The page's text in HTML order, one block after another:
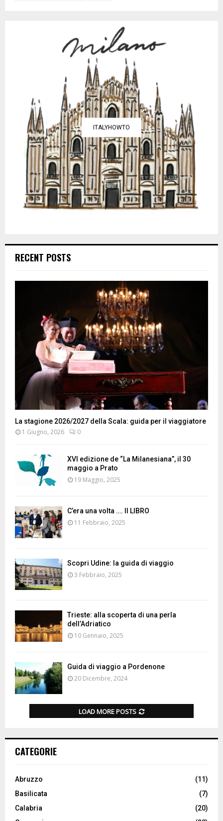
ITALYHOWTO
RECENT POSTS
La stagione 2026/2027 della Scala: guida per il viaggiatore
1 Giugno, 2026 0
XVI edizione de “La Milanesiana”, il 30
maggio a Prato
19 Maggio, 2025
C’era una volta …. Il LIBRO
11 Febbraio, 2025
Scopri Udine: la guida di viaggio
3 Febbraio, 2025
Trieste: alla scoperta di una perla
dell’Adriatico
10 Gennaio, 2025
Guida di viaggio a Pordenone
20 Dicembre, 2024
LOAD MORE POSTS
CATEGORIE
Abruzzo
(11)
Basilicata
(7)
Calabria
(20)